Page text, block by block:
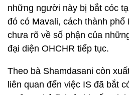
những người này bị bắt cóc
đó có Mavali, cách thành phố
chưa rõ về số phận của
đại diện OHCHR tiếp tục.
Theo bà Shamdasani còn
liên quan đến việc IS đã bắt